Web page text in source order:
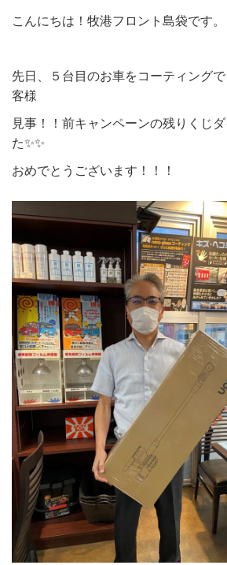
こんにちは！牧港フロント島袋です。
先日、５台目のお車をコーティング
客様
見事！！前キャンペーンの残りくじ
た✨✨
おめでとうございます！！！